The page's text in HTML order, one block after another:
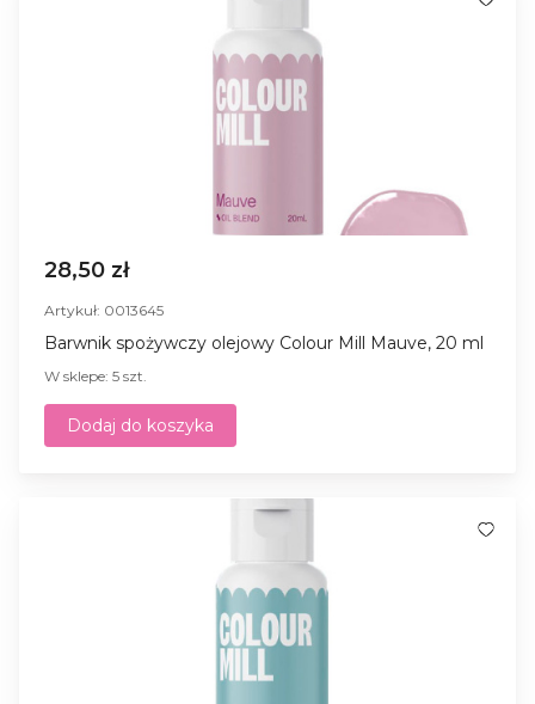
28,50 zł
Artykuł: 0013645
Barwnik spożywczy olejowy Colour Mill Mauve, 20 ml
W sklepe: 5 szt.
Dodaj do koszyka